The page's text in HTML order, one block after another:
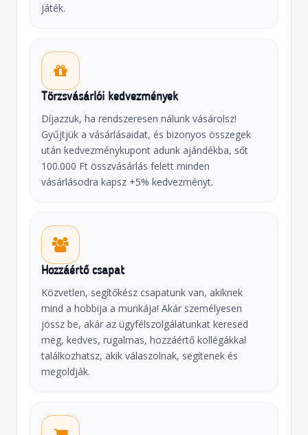
játék.
Törzsvásárlói kedvezmények
Díjazzuk, ha rendszeresen nálunk vásárolsz!
Gyűjtjük a vásárlásaidat, és bizonyos összegek
után kedvezménykupont adunk ajándékba, sőt
100.000 Ft összvásárlás felett minden
vásárlásodra kapsz +5% kedvezményt.
Hozzáértő csapat
Közvetlen, segítőkész csapatunk van, akiknek
mind a hobbija a munkája! Akár személyesen
jössz be, akár az ügyfélszolgálatunkat keresed
meg, kedves, rugalmas, hozzáértő kollégákkal
találkozhatsz, akik válaszolnak, segítenek és
megoldják.